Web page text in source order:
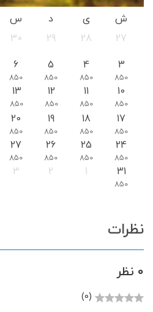
ش ی د س
27
28
29
30
3
850
4
850
5
850
6
850
10
850
11
850
12
850
13
850
17
850
18
850
19
850
20
850
24
850
25
850
26
850
27
850
31
850
1
2
3
نظرات
0 نظر
(0)